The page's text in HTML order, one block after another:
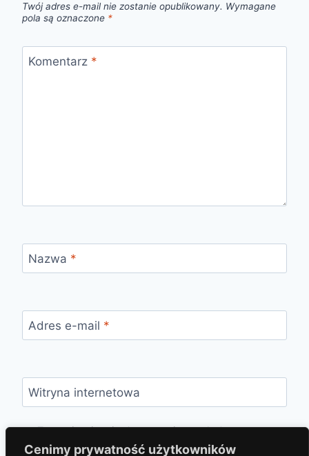
Cenimy prywatność użytkowników
Twój adres e-mail nie zostanie opublikowany. Wymagane
pola są oznaczone *
Komentarz *
Nazwa *
Adres e-mail *
Witryna internetowa
Zapamiętaj moje dane w tej przeglądarce
podczas pisania kolejnych komentarzy.